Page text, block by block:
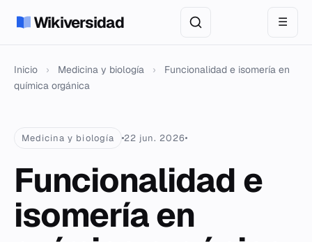
Wikiversidad ☰
Inicio › Medicina y biología ›
Funcionalidad e isomería en
química orgánica
Medicina y biología 22 jun. 2026
Funcionalidad e
isomería en